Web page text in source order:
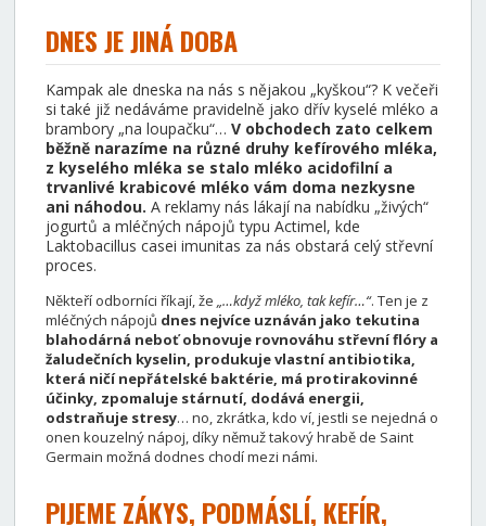
DNES JE JINÁ DOBA
Kampak ale dneska na nás s nějakou „kyškou“? K večeři
si také již nedáváme pravidelně jako dřív kyselé mléko a
brambory „na loupačku“… V obchodech zato celkem
běžně narazíme na různé druhy kefírového mléka,
z kyselého mléka se stalo mléko acidofilní a
trvanlivé krabicové mléko vám doma nezkysne
ani náhodou. A reklamy nás lákají na nabídku „živých“
jogurtů a mléčných nápojů typu Actimel, kde
Laktobacillus casei imunitas za nás obstará celý střevní
proces.
Někteří odborníci říkají, že „…když mléko, tak kefír…“. Ten je z
mléčných nápojů dnes nejvíce uznáván jako tekutina
blahodárná neboť obnovuje rovnováhu střevní flóry a
žaludečních kyselin, produkuje vlastní antibiotika,
která ničí nepřátelské baktérie, má protirakovinné
účinky, zpomaluje stárnutí, dodává energii,
odstraňuje stresy… no, zkrátka, kdo ví, jestli se nejedná o
onen kouzelný nápoj, díky němuž takový hrabě de Saint
Germain možná dodnes chodí mezi námi.
PIJEME ZÁKYS, PODMÁSLÍ, KEFÍR,